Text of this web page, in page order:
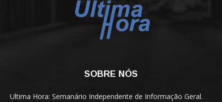
SOBRE NÓS
Ultima Hora: Semanário Independente de Informação Geral.